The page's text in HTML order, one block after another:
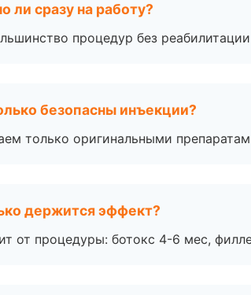
ли сразу на работу?
процедур без
безопасны инъекции?
только оригинальными
держится эффект?
от процедуры: ботокс 4-6 мес,